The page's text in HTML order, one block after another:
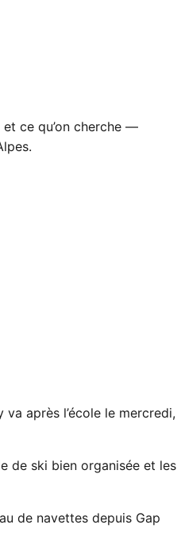
ce qu’on cherche —
après l’école le mercredi,
de ski bien organisée et les
de navettes depuis Gap